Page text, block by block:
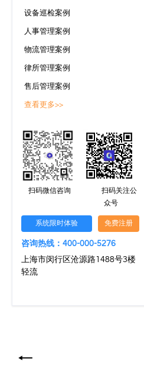
设备巡检案例
人事管理案例
物流管理案例
律所管理案例
售后管理案例
查看更多>>
扫码微信咨询
扫码关注公
众号
系统限时体验 免费注册
咨询热线：400-000-5276
上海市闵行区沧源路1488号3楼
轻流
章